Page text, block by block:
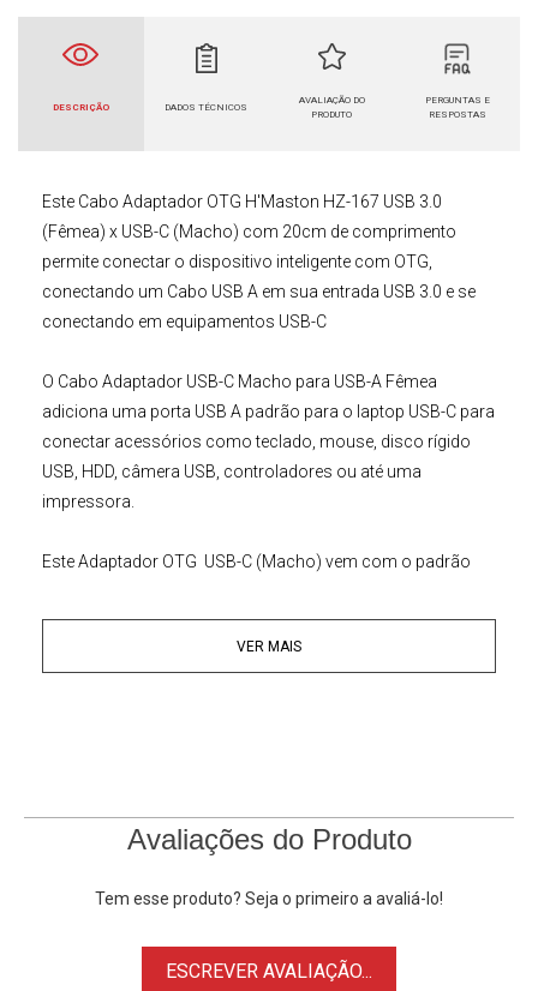
DESCRIÇÃO DADOS TÉCNICOS
AVALIAÇÃO DO
PRODUTO
PERGUNTAS E
RESPOSTAS
Este Cabo Adaptador OTG H'Maston HZ-167 USB 3.0
(Fêmea) x USB-C (Macho) com 20cm de comprimento
permite conectar o dispositivo inteligente com OTG,
conectando um Cabo USB A em sua entrada USB 3.0 e se
conectando em equipamentos USB-C
O Cabo Adaptador USB-C Macho para USB-A Fêmea
adiciona uma porta USB A padrão para o laptop USB-C para
conectar acessórios como teclado, mouse, disco rígido
USB, HDD, câmera USB, controladores ou até uma
impressora.
EsteAdaptador OTG USB-C (Macho) vem com o padrão
em alta velocidade de até 5 Gbps, 10x mais rápido que os
arquivos USB 2.0; O arquivo seja transferido em apenas
VER MAIS
Avaliações do Produto
Tem esse produto? Seja o primeiro a avaliá-lo!
ESCREVER AVALIAÇÃO...